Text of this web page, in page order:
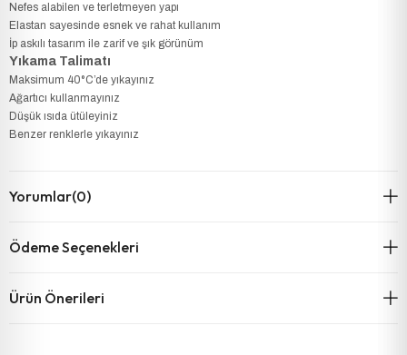
Nefes alabilen ve terletmeyen yapı
Elastan sayesinde esnek ve rahat kullanım
İp askılı tasarım ile zarif ve şık görünüm
Yıkama Talimatı
Maksimum 40°C’de yıkayınız
Ağartıcı kullanmayınız
Düşük ısıda ütüleyiniz
Benzer renklerle yıkayınız
Yorumlar(0)
Ödeme Seçenekleri
Ürün Önerileri